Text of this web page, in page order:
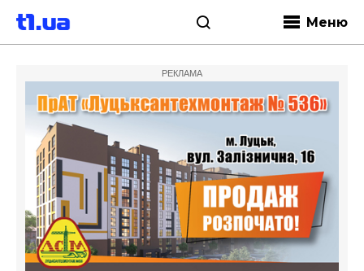
Меню
РЕКЛАМА